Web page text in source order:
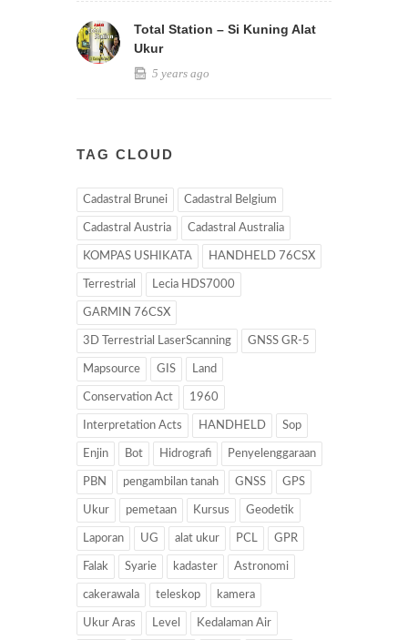
Total Station – Si Kuning Alat
Ukur
5 years ago
TAG CLOUD
Cadastral Brunei Cadastral Belgium
Cadastral Austria Cadastral Australia
KOMPAS USHIKATA HANDHELD 76CSX
Terrestrial Lecia HDS7000
GARMIN 76CSX
3D Terrestrial LaserScanning GNSS GR-5
Mapsource GIS Land
Conservation Act 1960
Interpretation Acts HANDHELD Sop
Enjin Bot Hidrografi Penyelenggaraan
PBN pengambilan tanah GNSS GPS
Ukur pemetaan Kursus Geodetik
Laporan UG alat ukur PCL GPR
Falak Syarie kadaster Astronomi
cakerawala teleskop kamera
Ukur Aras Level Kedalaman Air